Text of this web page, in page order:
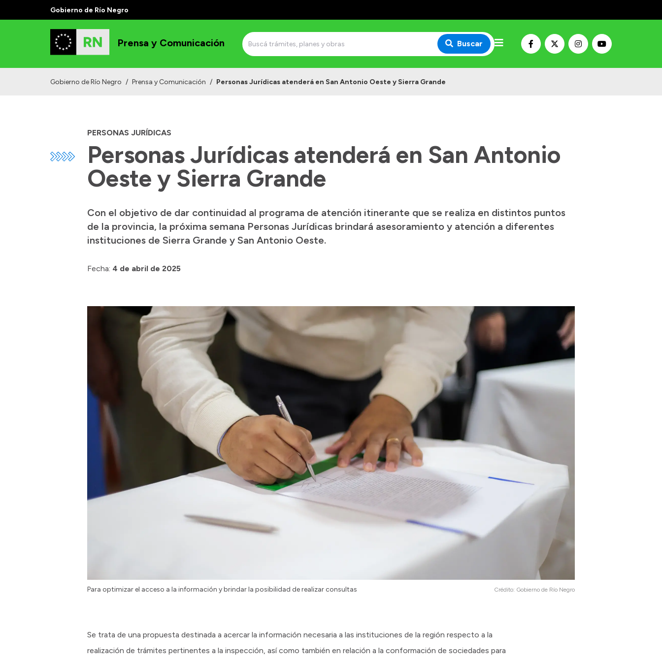
Gobierno de Río Negro
Prensa y Comunicación Buscar
Gobierno de Río Negro / Prensa y Comunicación / Personas Jurídicas atenderá en San Antonio Oeste y Sierra Grande
PERSONAS JURÍDICAS
Personas Jurídicas atenderá en San Antonio
Oeste y Sierra Grande
Con el objetivo de dar continuidad al programa de atención itinerante que se realiza en distintos puntos
de la provincia, la próxima semana Personas Jurídicas brindará asesoramiento y atención a diferentes
instituciones de Sierra Grande y San Antonio Oeste.
Fecha: 4 de abril de 2025
Para optimizar el acceso a la información y brindar la posibilidad de realizar consultas Crédito: Gobierno de Río Negro
Se trata de una propuesta destinada a acercar la información necesaria a las instituciones de la región respecto a la
realización de trámites pertinentes a la inspección, así como también en relación a la conformación de sociedades para